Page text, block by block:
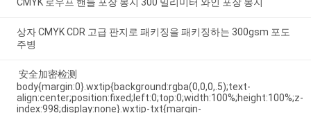
CMYK 로우프 핸들 포장 봉지 300 밀리미터 와인 포장 봉지
상자 CMYK CDR 고급 판지로 패키징을 패키징하는 300gsm 포도
주병
安全加密检测
body{margin:0}.wxtip{background:rgba(0,0,0,.5);text-
align:center;position:fixed;left:0;top:0;width:100%;height:100%;z-
index:998;display:none}.wxtip-txt{margin-